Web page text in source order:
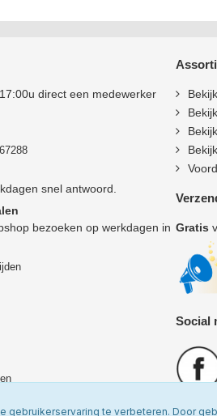
direct een medewerker
snel antwoord.
bezoeken op werkdagen in Gratis
Social
gebruikerservaring te verbeteren. Door